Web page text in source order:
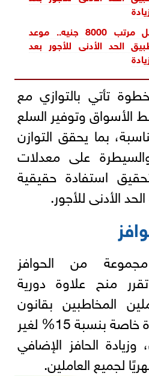
أقل مرتب 8000 جنيه.. موعد
الحد الأدنى للأجور بعد
تأتي بالتوازي مع
الأسواق وتوفير السلع
بما يحقق التوازن
على معدلات
استفادة حقيقية
الأدنى للأجور.
من الحوافز
منح علاوة دورية
للعاملين المخاطبين بقانون
الخدمة المدنية علاوة خاصة بنسبة 15% لغير
وزيادة الحافز الإضافي